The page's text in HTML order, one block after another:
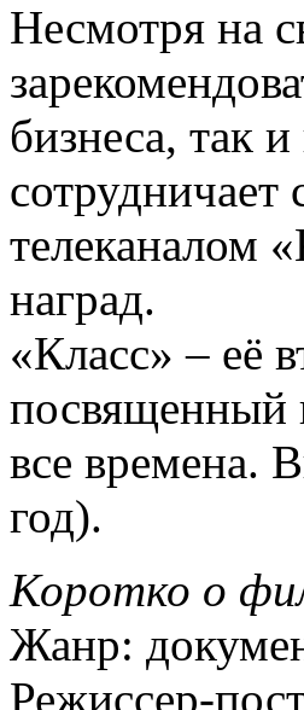
Несмотря на
бизнеса, так
телеканалом
наград.
«Класс» – её
посвященный
все времена.
год).
Коротко о
Жанр:
Режиссер-